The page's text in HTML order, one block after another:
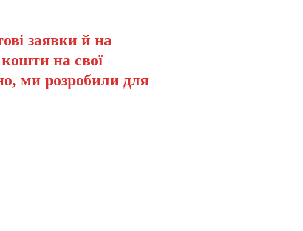
заявки й на
кошти на свої
ми розробили для